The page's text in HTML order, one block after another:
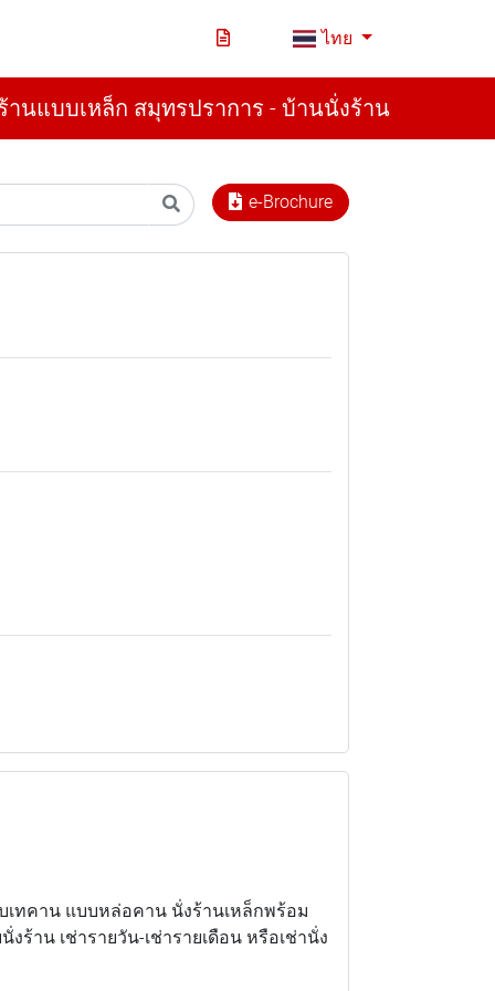
ไทย
านแบบเหล็ก สมุทรปราการ - บ้านนั่งร้าน
e-Brochure
เทคาน แบบหล่อคาน นั่งร้านเหล็กพร้อม
าน เช่ารายวัน-เช่ารายเดือน หรือเช่านั่ง